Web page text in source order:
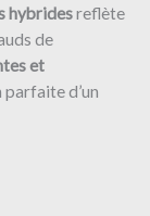
hybridesreflète
de
et
d’un